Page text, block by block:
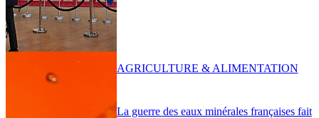
La guerre des eaux minérales françaises fait
AGRICULTURE & ALIMENTATION